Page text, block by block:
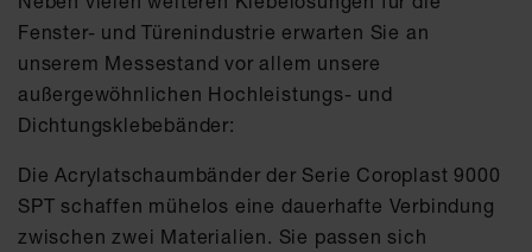
Fenster- und Türenindustrie erwarten Sie an
unserem Messestand vor allem unsere
außergewöhnlichen Hochleistungs- und
Dichtungsklebebänder:
Die Acrylatschaumbänder der Serie Coroplast 9000
SPT schaffen mühelos eine dauerhafte Verbindung
zwischen zwei Materialien. Sie passen sich